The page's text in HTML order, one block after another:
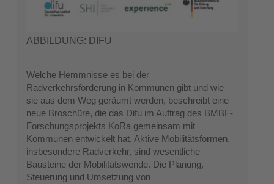
ABBILDUNG: DIFU
Welche Hemmnisse es bei der
Radverkehrsförderung in Kommunen gibt und wie
sie aus dem Weg geräumt werden, beschreibt eine
neue Broschüre, die das Difu im Auftrag des BMBF-
Forschungsprojekts KoRa gemeinsam mit
Kommunen entwickelt hat. Aktive Mobilitätsformen,
insbesondere Radverkehr, sind wesentliche
Bausteine der Mobilitätswende. Die Planung,
Steuerung und Umsetzung von